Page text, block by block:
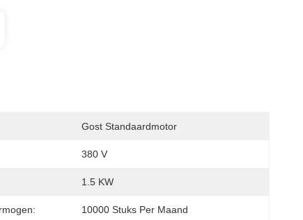
Gost Standaardmotor
380 V
1.5 KW
10000 Stuks Per Maand